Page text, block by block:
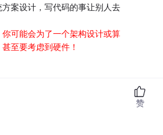
案设计，写代码的事让别人去
可能会为了一个架构设计或算
至要考虑到硬件！
赞